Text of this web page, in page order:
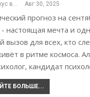
Журнал "Фокус внимания" Авг 30, 2025
прогноз на
настоящая мечта и
вызов для всех, кто
в ритме космоса.
кандидат
БОЛЬШЕ...